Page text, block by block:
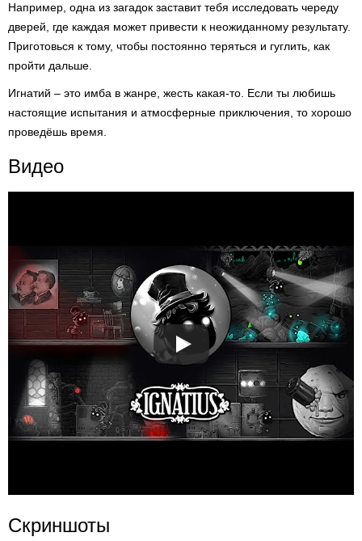
Например, одна из загадок заставит тебя исследовать череду
дверей, где каждая может привести к неожиданному результату.
Приготовься к тому, чтобы постоянно теряться и гуглить, как
пройти дальше.
Игнатий – это имба в жанре, жесть какая-то. Если ты любишь
настоящие испытания и атмосферные приключения, то хорошо
проведёшь время.
Видео
Скриншоты